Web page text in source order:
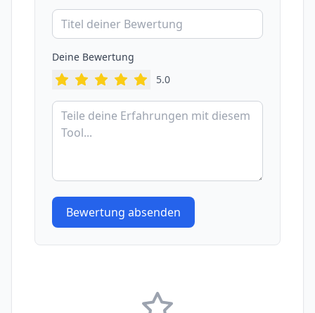
Deine Bewertung
5.0
Bewertung absenden